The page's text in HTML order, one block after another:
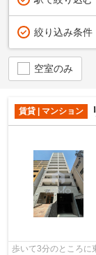
絞り込み条件
空室のみ
賃貸 | マンション
歩いて3分のところに